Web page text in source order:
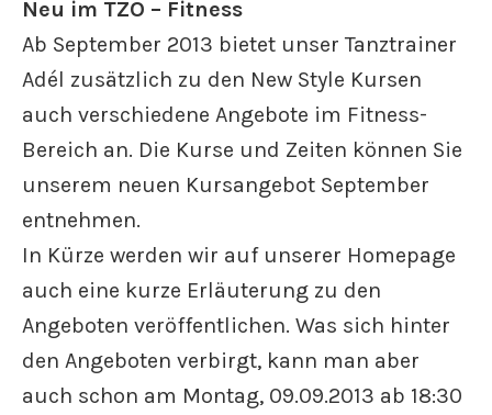
Neu im TZO – Fitness
Ab September 2013 bietet unser Tanztrainer
Adél zusätzlich zu den New Style Kursen
auch verschiedene Angebote im Fitness-
Bereich an. Die Kurse und Zeiten können Sie
unserem neuen Kursangebot September
entnehmen.
In Kürze werden wir auf unserer Homepage
auch eine kurze Erläuterung zu den
Angeboten veröffentlichen. Was sich hinter
den Angeboten verbirgt, kann man aber
auch schon am Montag, 09.09.2013 ab 18:30